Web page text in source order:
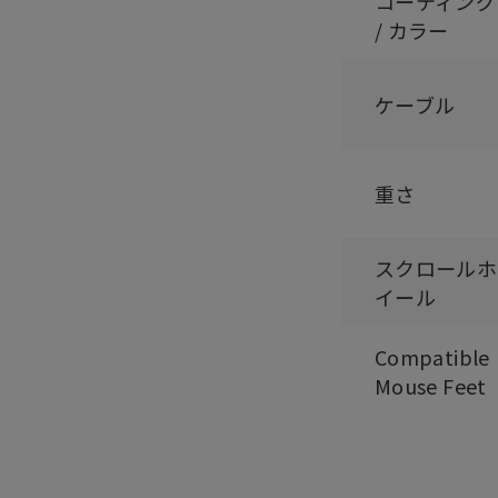
/ カラー
ケーブル
重さ
スクロールホ
イール
Compatible
Mouse Feet